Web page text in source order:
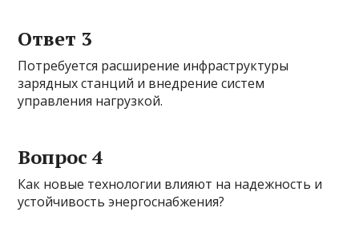
Ответ 3
Потребуется расширение инфраструктуры
зарядных станций и внедрение систем
управления нагрузкой.
Вопрос 4
Как новые технологии влияют на надежность и
устойчивость энергоснабжения?